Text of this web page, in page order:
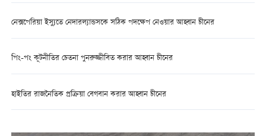
নেক্সপেরিয়া ইস্যুতে নেদারল্যান্ডসকে সঠিক পদক্ষেপ নেওয়ার আহ্বান চীনের
পিং-পং কূটনীতির চেতনা পুনরুজ্জীবিত করার আহ্বান চীনের
হাইতির রাজনৈতিক প্রক্রিয়া বেগবান করার আহ্বান চীনের